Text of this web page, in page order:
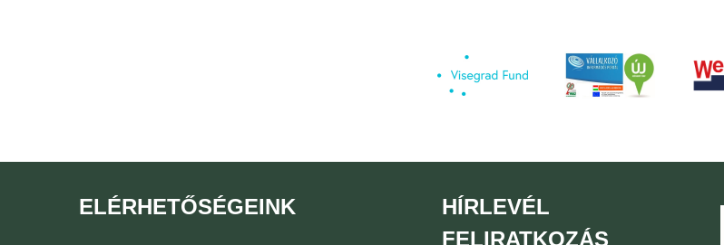
ELÉRHETŐSÉGEINK
HÍRLEVÉL
FELIRATKOZÁS